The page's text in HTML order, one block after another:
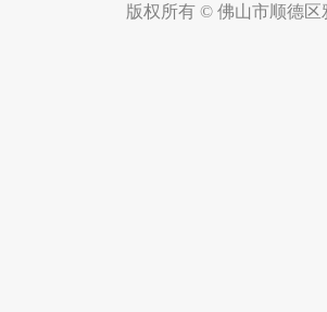
版权所有 © 佛山市顺德区